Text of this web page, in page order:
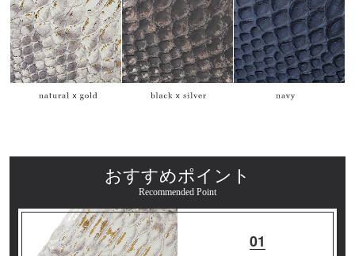
おすすめポイント
Recommended Point
01